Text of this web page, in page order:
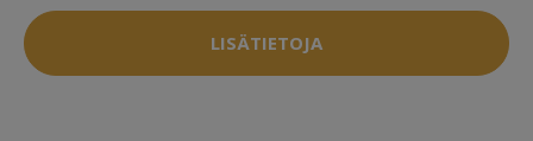
LISÄTIETOJA